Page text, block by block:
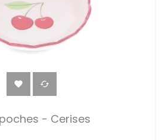
 
- Cerises